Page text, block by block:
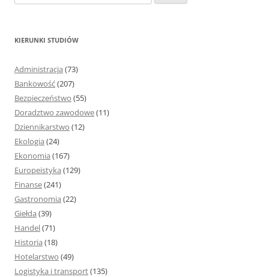
z
KIERUNKI STUDIÓW
Administracja (73)
Bankowość(207)
Bezpieczeństwo (55)
Doradztwo zawodowe(11)
Dziennikarstwo (12)
Ekologia (24)
Ekonomia (167)
Europeistyka (129)
Finanse(241)
Gastronomia (22)
Giełda (39)
Handel(71)
Historia (18)
Hotelarstwo (49)
Logistyka i transport(135)